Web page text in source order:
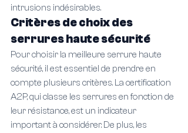
intrusions indésirables.
Critères de choix des
serrures haute sécurité
Pour choisir la meilleure serrure haute
sécurité, il est essentiel de prendre en
compte plusieurs critères. La certification
A2P, qui classe les serrures en fonction de
leur résistance, est un indicateur
important à considérer. De plus, les